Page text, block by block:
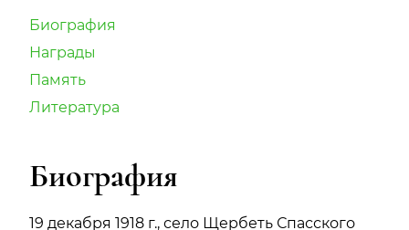
Биография
Награды
Память
Литература
Биография
19 декабря 1918 г., село Щербеть Спасского